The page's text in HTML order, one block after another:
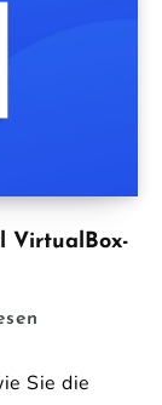
VirtualBox-
Sie die